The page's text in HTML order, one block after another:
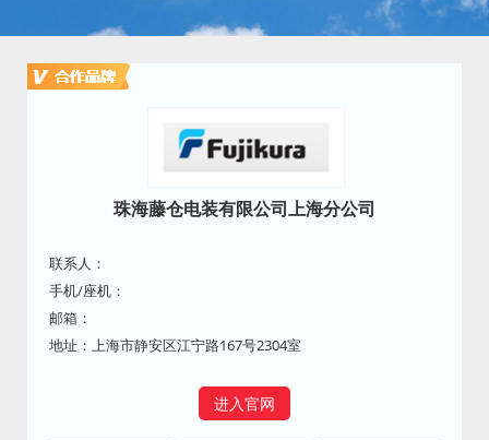
珠海藤仓电装有限公司上海分公司
联系人：
手机/座机：
邮箱：
地址：上海市静安区江宁路167号2304室
进入官网